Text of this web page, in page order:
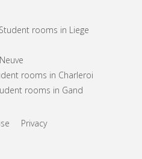
Student rooms in Liege
rooms in Charleroi
rooms in Gand
Privacy